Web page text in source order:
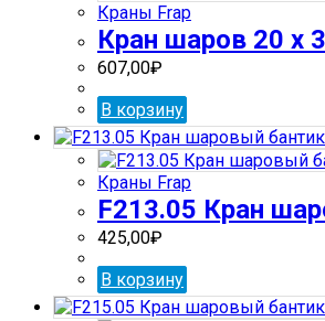
Краны Frap
Кран шаров 20 х
607,00₽
В корзину
Краны Frap
F213.05 Кран
425,00₽
В корзину